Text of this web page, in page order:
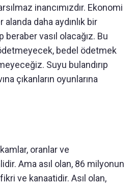
inancımızdır. Ekonomi
daha aydınlık bir
beraber vasıl olacağız. Bu
bedel ödetmek
Suyu bulandırıp
çıkanların oyunlarına
oranlar ve
Ama asıl olan, 86 milyonun
ve kanaatidir. Asıl olan,